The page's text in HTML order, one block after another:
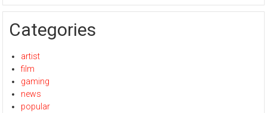
Categories
artist
film
gaming
news
popular